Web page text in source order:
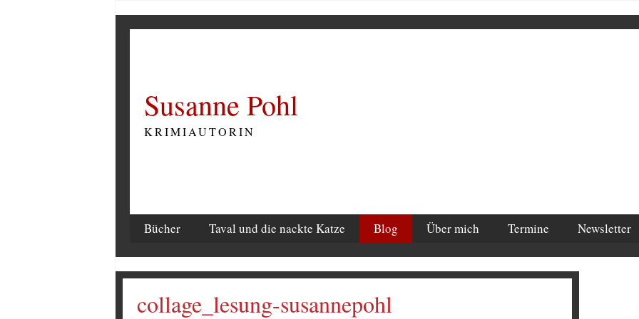
Susanne Pohl
KRIMIAUTORIN
Bücher Taval und die nackte Katze Blog Über mich Termine Newsletter
collage_lesung-susannepohl